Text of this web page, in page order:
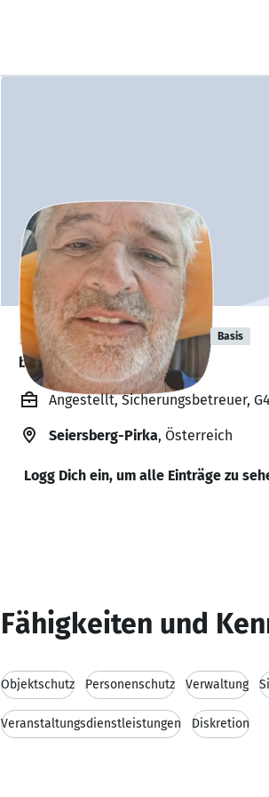
Friedrich Raubal Basis
bildet sich zurzeit weiter. 🎓
Angestellt, Sicherungsbetreuer,
Seiersberg-Pirka, Österreich
Logg Dich ein, um alle Einträge zu
Fähigkeiten und
Objektschutz Personenschutz Verwaltung
Veranstaltungsdienstleistungen Diskretion